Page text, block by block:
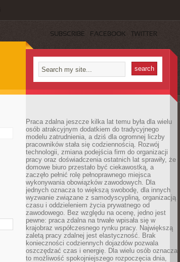
SUBSCRIBE FACEBOOK TWITTER
Praca zdalna jeszcze kilka lat temu była dla wielu
osób atrakcyjnym dodatkiem do tradycyjnego
modelu zatrudnienia, a dziś dla ogromnej liczby
pracowników stała się codziennością. Rozwój
technologii, zmiana podejścia firm do organizacji
pracy oraz doświadczenia ostatnich lat sprawiły, że
domowe biuro przestało być ciekawostką, a
zaczęło pełnić rolę pełnoprawnego miejsca
wykonywania obowiązków zawodowych. Dla
jednych oznacza to większą swobodę, dla innych
wyzwanie związane z samodyscypliną, organizacją
czasu i oddzieleniem życia prywatnego od
zawodowego. Bez względu na ocenę, jedno jest
pewne: praca zdalna na trwałe wpisała się w
krajobraz współczesnego rynku pracy. Największą
zaletą pracy zdalnej jest elastyczność. Brak
konieczności codziennych dojazdów pozwala
oszczędzać czas i energię. Dla wielu osób oznacza
to możliwość spokojniejszego rozpoczęcia dnia,